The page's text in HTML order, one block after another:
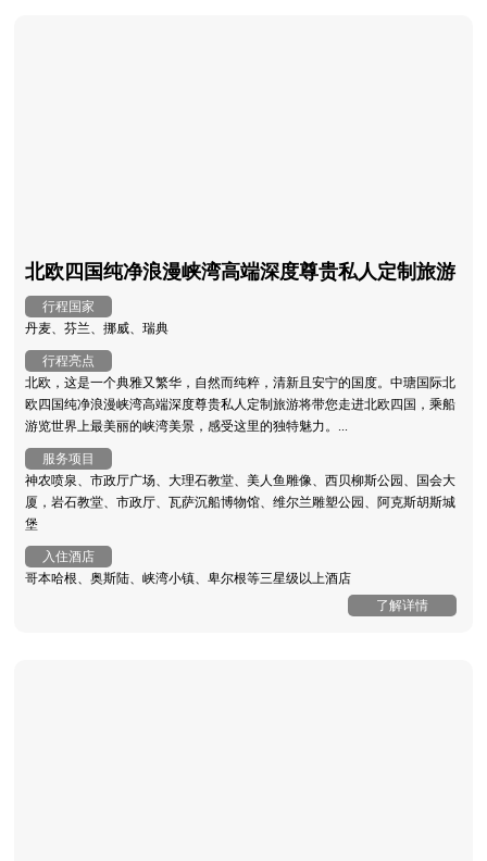
北欧四国纯净浪漫峡湾高端深度尊贵私人定制旅游
行程国家
丹麦、芬兰、挪威、瑞典
行程亮点
北欧，这是一个典雅又繁华，自然而纯粹，清新且安宁的国度。中瑭国际北
欧四国纯净浪漫峡湾高端深度尊贵私人定制旅游将带您走进北欧四国，乘船
游览世界上最美丽的峡湾美景，感受这里的独特魅力。...
服务项目
神农喷泉、市政厅广场、大理石教堂、美人鱼雕像、西贝柳斯公园、国会大
厦，岩石教堂、市政厅、瓦萨沉船博物馆、维尔兰雕塑公园、阿克斯胡斯城
堡
入住酒店
哥本哈根、奥斯陆、峡湾小镇、卑尔根等三星级以上酒店
了解详情